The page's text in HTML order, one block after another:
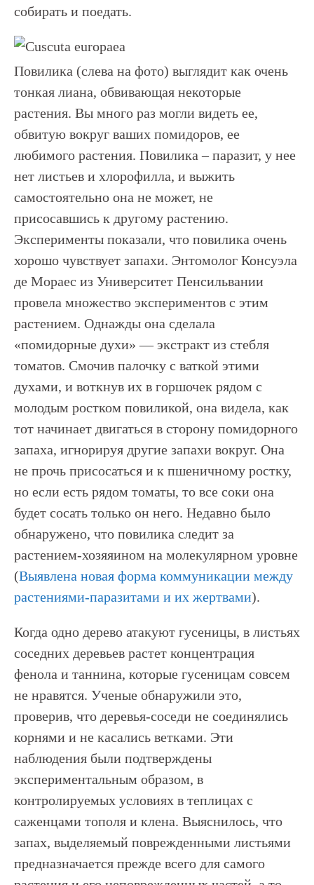
собирать и поедать.
Повилика (слева на фото) выглядит как очень
тонкая лиана, обвивающая некоторые
растения. Вы много раз могли видеть ее,
обвитую вокруг ваших помидоров, ее
любимого растения. Повилика – паразит, у нее
нет листьев и хлорофилла, и выжить
самостоятельно она не может, не
присосавшись к другому растению.
Эксперименты показали, что повилика очень
хорошо чувствует запахи. Энтомолог Консуэла
де Мораес из Университет Пенсильвании
провела множество экспериментов с этим
растением. Однажды она сделала
«помидорные духи» — экстракт из стебля
томатов. Смочив палочку с ваткой этими
духами, и воткнув их в горшочек рядом с
молодым ростком повиликой, она видела, как
тот начинает двигаться в сторону помидорного
запаха, игнорируя другие запахи вокруг. Она
не прочь присосаться и к пшеничному ростку,
но если есть рядом томаты, то все соки она
будет сосать только он него. Недавно было
обнаружено, что повилика следит за
растением-хозяяином на молекулярном уровне
(Выявлена новая форма коммуникации между
растениями-паразитами и их жертвами).
Когда одно дерево атакуют гусеницы, в листьях
соседних деревьев растет концентрация
фенола и таннина, которые гусеницам совсем
не нравятся. Ученые обнаружили это,
проверив, что деревья-соседи не соединялись
корнями и не касались ветками. Эти
наблюдения были подтверждены
экспериментальным образом, в
контролируемых условиях в теплицах с
саженцами тополя и клена. Выяснилось, что
запах, выделяемый поврежденными листьями
предназначается прежде всего для самого